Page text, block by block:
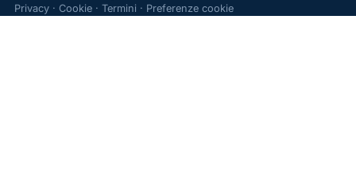
Privacy· Cookie· Termini · Preferenze cookie